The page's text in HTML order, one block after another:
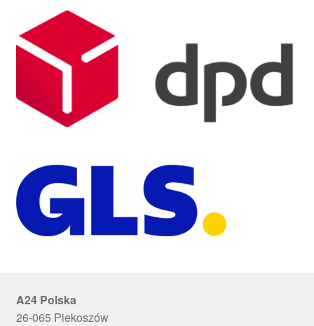
A24 Polska
26-065 Piekoszów